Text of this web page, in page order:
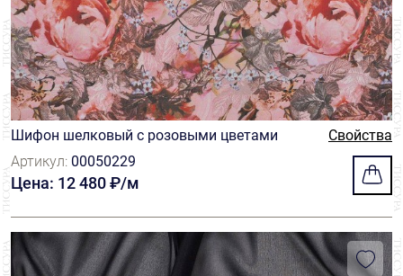
Шифон шелковый с розовыми цветами
Свойства
Артикул: 00050229
Цена: 12 480 ₽/м